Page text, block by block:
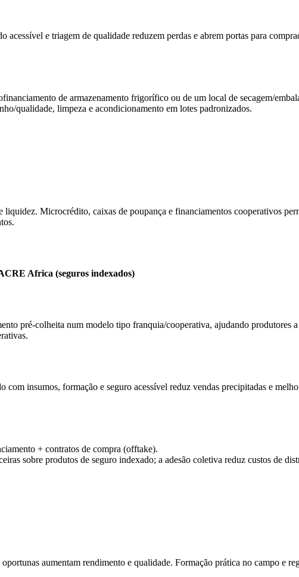
acessível e triagem de qualidade reduzem perdas e abrem portas para
de armazenamento frigorífico ou de um local de secagem/
qualidade, limpeza e acondicionamento em lotes padronizados.
Microcrédito, caixas de poupança e financiamentos cooperativos
Africa (seguros indexados)
pré-colheita num modelo tipo franquia/cooperativa, ajudando produtores
com insumos, formação e seguro acessível reduz vendas precipitadas e
+ contratos de compra (offtake).
sobre produtos de seguro indexado; a adesão coletiva reduz custos de
aumentam rendimento e qualidade. Formação prática no campo e